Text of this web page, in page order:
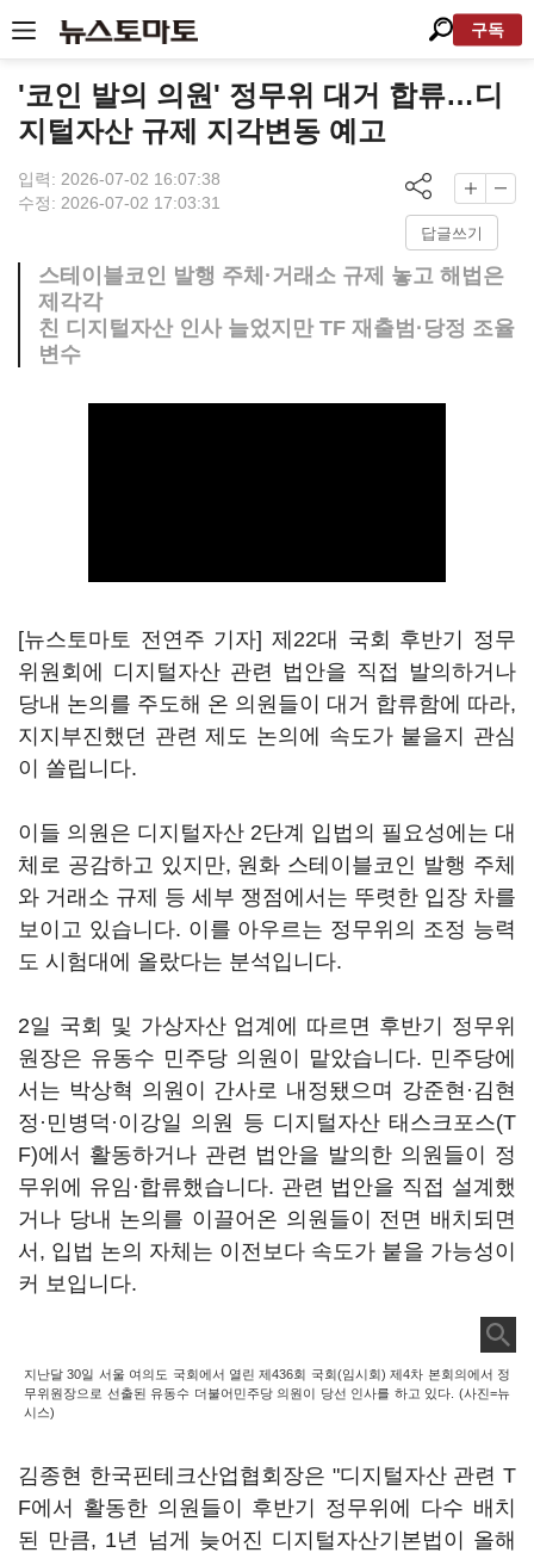
구독
'코인 발의 의원' 정무위 대거 합류…디
지털자산 규제 지각변동 예고
입력: 2026-07-02 16:07:38
수정: 2026-07-02 17:03:31
답글쓰기
스테이블코인 발행 주체·거래소 규제 놓고 해법은
제각각
친 디지털자산 인사 늘었지만 TF 재출범·당정 조율
변수
[뉴스토마토 전연주 기자] 제22대 국회 후반기 정무
위원회에 디지털자산 관련 법안을 직접 발의하거나
당내 논의를 주도해 온 의원들이 대거 합류함에 따라,
지지부진했던 관련 제도 논의에 속도가 붙을지 관심
이 쏠립니다.
이들 의원은 디지털자산 2단계 입법의 필요성에는 대
체로 공감하고 있지만, 원화 스테이블코인 발행 주체
와 거래소 규제 등 세부 쟁점에서는 뚜렷한 입장 차를
보이고 있습니다. 이를 아우르는 정무위의 조정 능력
도 시험대에 올랐다는 분석입니다.
2일 국회 및 가상자산 업계에 따르면 후반기 정무위
원장은 유동수 민주당 의원이 맡았습니다. 민주당에
서는 박상혁 의원이 간사로 내정됐으며 강준현·김현
정·민병덕·이강일 의원 등 디지털자산 태스크포스(T
F)에서 활동하거나 관련 법안을 발의한 의원들이 정
무위에 유임·합류했습니다. 관련 법안을 직접 설계했
거나 당내 논의를 이끌어온 의원들이 전면 배치되면
서, 입법 논의 자체는 이전보다 속도가 붙을 가능성이
커 보입니다.
지난달 30일 서울 여의도 국회에서 열린 제436회 국회(임시회) 제4차 본회의에서 정
무위원장으로 선출된 유동수 더불어민주당 의원이 당선 인사를 하고 있다. (사진=뉴
시스)
김종현 한국핀테크산업협회장은 "디지털자산 관련 T
F에서 활동한 의원들이 후반기 정무위에 다수 배치
된 만큼, 1년 넘게 늦어진 디지털자산기본법이 올해